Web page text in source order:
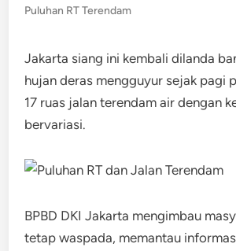
Puluhan RT Terendam
Jakarta siang ini kembali dilanda
hujan deras mengguyur sejak pagi
17 ruas jalan terendam air dengan
bervariasi.
BPBD DKI Jakarta mengimbau
tetap waspada, memantau